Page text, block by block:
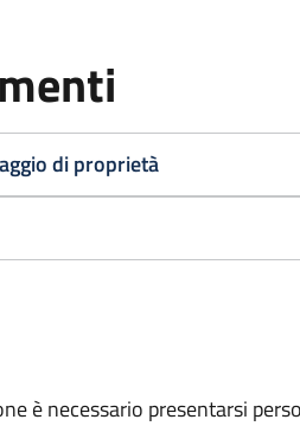
di proprietà
è necessario presentarsi